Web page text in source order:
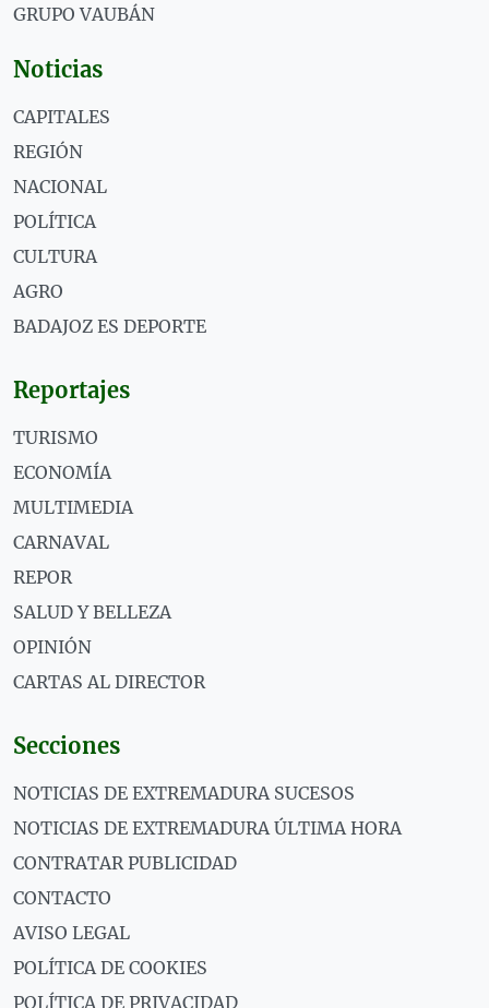
GRUPO VAUBÁN
Noticias
CAPITALES
REGIÓN
NACIONAL
POLÍTICA
CULTURA
AGRO
BADAJOZ ES DEPORTE
Reportajes
TURISMO
ECONOMÍA
MULTIMEDIA
CARNAVAL
REPOR
SALUD Y BELLEZA
OPINIÓN
CARTAS AL DIRECTOR
Secciones
NOTICIAS DE EXTREMADURA SUCESOS
NOTICIAS DE EXTREMADURA ÚLTIMA HORA
CONTRATAR PUBLICIDAD
CONTACTO
AVISO LEGAL
POLÍTICA DE COOKIES
POLÍTICA DE PRIVACIDAD